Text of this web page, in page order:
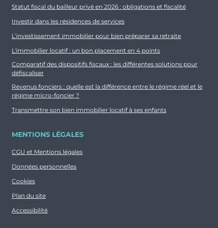
Statut fiscal du bailleur privé en 2026 : obligations et fiscalité
Investir dans les résidences de services
L’investissement immobilier pour bien préparer sa retraite
L'immobilier locatif : un bon placement en 4 points
Comparatif des dispositifs fiscaux : les différentes solutions pour
défiscaliser
Revenus fonciers : quelle est la différence entre le régime réel et le
régime micro-foncier ?
Transmettre son bien immobilier locatif à ses enfants
MENTIONS LÉGALES
CGU et Mentions légales
Données personnelles
Cookies
Plan du site
Accessibilité